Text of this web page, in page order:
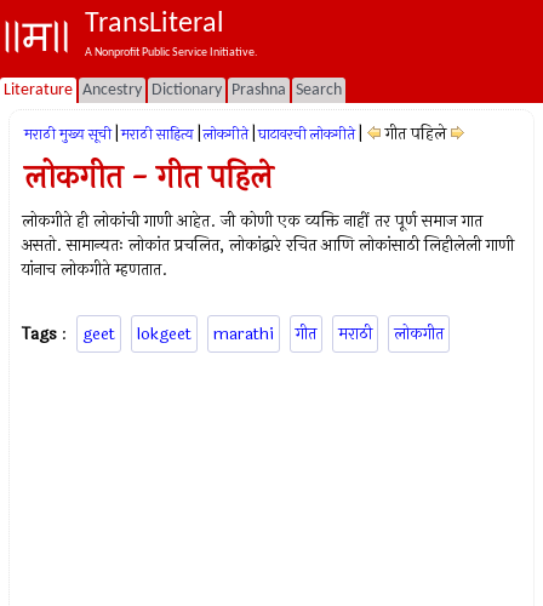
TransLiteral
A Nonprofit Public Service Initiative.
Literature Ancestry Dictionary Prashna Search
मराठी मुख्य सूची मराठी साहित्य लोकगीते घाटावरची लोकगीते गीत पहिले
लोकगीत - गीत पहिले
लोकगीते ही लोकांची गाणी आहेत. जी कोणी एक व्यक्ति नाहीं तर पूर्ण समाज गात
असतो. सामान्यतः लोकांत प्रचलित, लोकांद्वारे रचित आणि लोकांसाठी लिहीलेली गाणी
यांनाच लोकगीते म्हणतात.
Tags : geet lokgeet marathi गीत मराठी लोकगीत